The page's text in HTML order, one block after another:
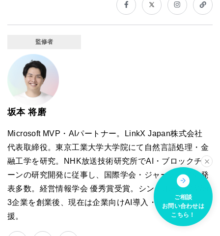
監修者
坂本 将磨
Microsoft MVP・AIパートナー。LinkX Japan株式会社
代表取締役。東京工業大学大学院にて自然言語処理・金
融工学を研究。NHK放送技術研究所でAI・ブロックチェ
ーンの研究開発に従事し、国際学会・ジャーナルでの発
表多数。経営情報学会 優秀賞受賞。シンガポールでWeb
3企業を創業後、現在は企業向けAI導入・DX推進を支
援。
ご相談
お問い合わせは
こちら！